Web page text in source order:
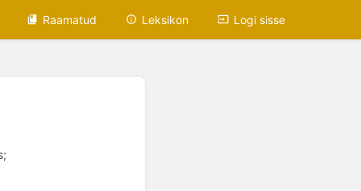
Raamatud Leksikon Logi sisse